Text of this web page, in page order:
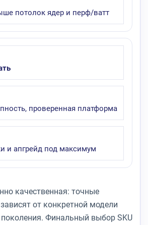
потолок ядер и перф/ватт
проверенная платформа
и апгрейд под максимум
качественная: точные
от конкретной модели
Финальный выбор SKU